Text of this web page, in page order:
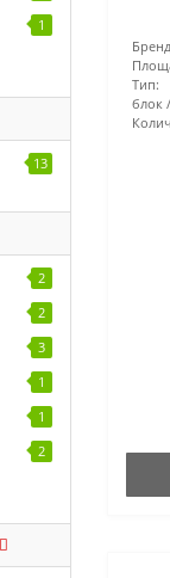
1
13
2
2
3
1
1
2
Тип:
блок